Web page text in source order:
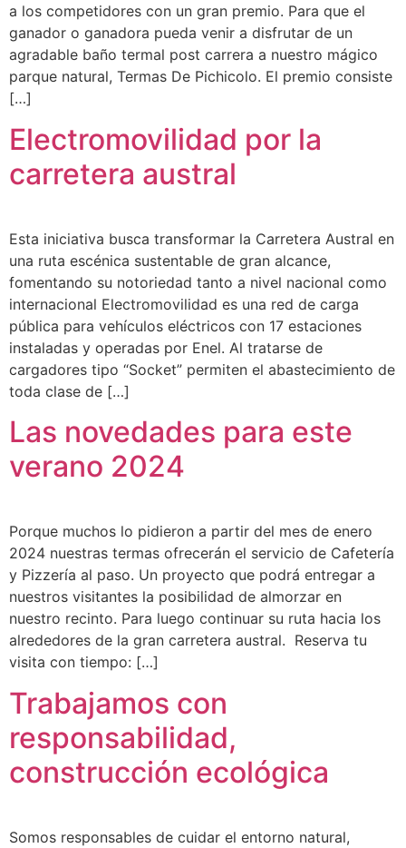
a los competidores con un gran premio. Para que el
ganador o ganadora pueda venir a disfrutar de un
agradable baño termal post carrera a nuestro mágico
parque natural, Termas De Pichicolo. El premio consiste
[…]
Electromovilidad por la
carretera austral
Esta iniciativa busca transformar la Carretera Austral en
una ruta escénica sustentable de gran alcance,
fomentando su notoriedad tanto a nivel nacional como
internacional Electromovilidad es una red de carga
pública para vehículos eléctricos con 17 estaciones
instaladas y operadas por Enel. Al tratarse de
cargadores tipo “Socket” permiten el abastecimiento de
toda clase de […]
Las novedades para este
verano 2024
Porque muchos lo pidieron a partir del mes de enero
2024 nuestras termas ofrecerán el servicio de Cafetería
y Pizzería al paso. Un proyecto que podrá entregar a
nuestros visitantes la posibilidad de almorzar en
nuestro recinto. Para luego continuar su ruta hacia los
alrededores de la gran carretera austral. Reserva tu
visita con tiempo: […]
Trabajamos con
responsabilidad,
construcción ecológica
Somos responsables de cuidar el entorno natural,